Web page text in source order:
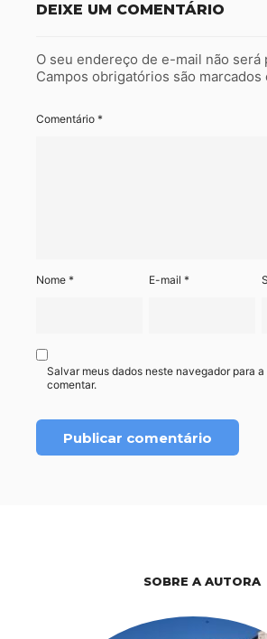
DEIXE UM COMENTÁRIO
O seu endereço de e-mail não será
Campos obrigatórios são marcados
Comentário *
Nome * E-mail*
Salvar meus dados neste navegador para
comentar.
SOBRE A AUTORA